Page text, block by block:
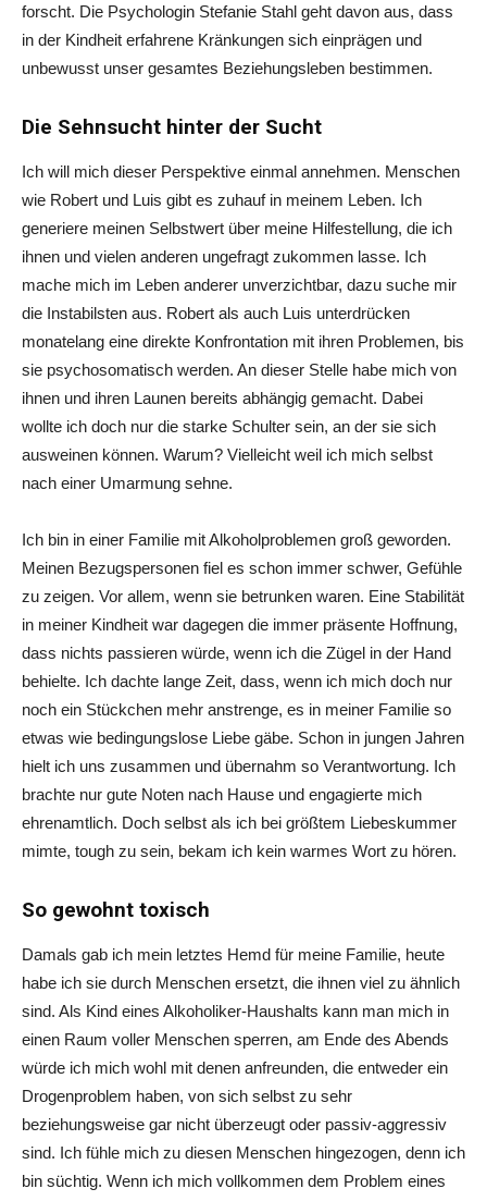
forscht. Die Psychologin Stefanie Stahl geht davon aus, dass
in der Kindheit erfahrene Kränkungen sich einprägen und
unbewusst unser gesamtes Beziehungsleben bestimmen.
Die Sehnsucht hinter der Sucht
Ich will mich dieser Perspektive einmal annehmen. Menschen
wie Robert und Luis gibt es zuhauf in meinem Leben. Ich
generiere meinen Selbstwert über meine Hilfestellung, die ich
ihnen und vielen anderen ungefragt zukommen lasse. Ich
mache mich im Leben anderer unverzichtbar, dazu suche mir
die Instabilsten aus. Robert als auch Luis unterdrücken
monatelang eine direkte Konfrontation mit ihren Problemen, bis
sie psychosomatisch werden. An dieser Stelle habe mich von
ihnen und ihren Launen bereits abhängig gemacht. Dabei
wollte ich doch nur die starke Schulter sein, an der sie sich
ausweinen können. Warum? Vielleicht weil ich mich selbst
nach einer Umarmung sehne.
Ich bin in einer Familie mit Alkoholproblemen groß geworden.
Meinen Bezugspersonen fiel es schon immer schwer, Gefühle
zu zeigen. Vor allem, wenn sie betrunken waren. Eine Stabilität
in meiner Kindheit war dagegen die immer präsente Hoffnung,
dass nichts passieren würde, wenn ich die Zügel in der Hand
behielte. Ich dachte lange Zeit, dass, wenn ich mich doch nur
noch ein Stückchen mehr anstrenge, es in meiner Familie so
etwas wie bedingungslose Liebe gäbe. Schon in jungen Jahren
hielt ich uns zusammen und übernahm so Verantwortung. Ich
brachte nur gute Noten nach Hause und engagierte mich
ehrenamtlich. Doch selbst als ich bei größtem Liebeskummer
mimte, tough zu sein, bekam ich kein warmes Wort zu hören.
So gewohnt toxisch
Damals gab ich mein letztes Hemd für meine Familie, heute
habe ich sie durch Menschen ersetzt, die ihnen viel zu ähnlich
sind. Als Kind eines Alkoholiker-Haushalts kann man mich in
einen Raum voller Menschen sperren, am Ende des Abends
würde ich mich wohl mit denen anfreunden, die entweder ein
Drogenproblem haben, von sich selbst zu sehr
beziehungsweise gar nicht überzeugt oder passiv-aggressiv
sind. Ich fühle mich zu diesen Menschen hingezogen, denn ich
bin süchtig. Wenn ich mich vollkommen dem Problem eines